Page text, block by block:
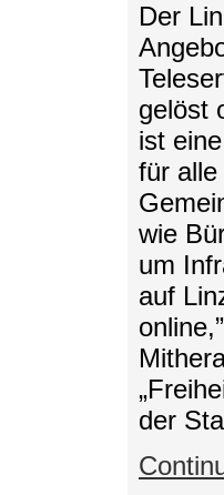
Der
gelöst
ist
für alle
wie
um
auf
der